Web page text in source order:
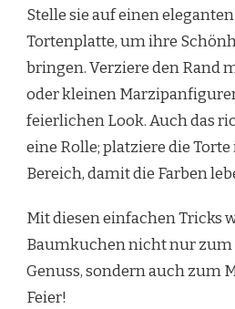
Stelle sie auf einen
Tortenplatte, um ihre
bringen. Verziere den Rand
oder kleinen
feierlichen Look. Auch das
eine Rolle; platziere die
Bereich, damit die Farben
Mit diesen einfachen Tricks
Baumkuchen nicht nur
Genuss, sondern auch zum
Feier!